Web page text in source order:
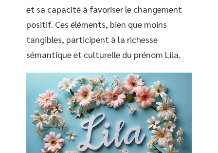
et sa capacité à favoriser le changement
positif. Ces éléments, bien que moins
tangibles, participent à la richesse
sémantique et culturelle du prénom Lila.